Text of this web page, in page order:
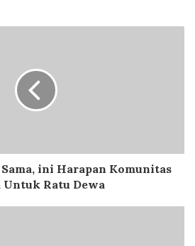
ini Harapan Komunitas
Untuk Ratu Dewa